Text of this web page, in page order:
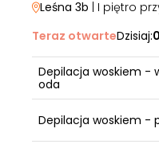
Leśna 3b | I piętro
Teraz otwarteDzisiaj:
Depilacja woskiem -
oda
Depilacja woskiem -